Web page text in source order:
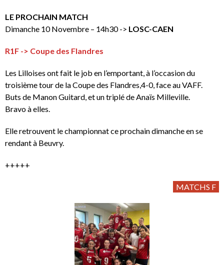
LE PROCHAIN MATCH
Dimanche 10 Novembre – 14h30 -> LOSC-CAEN
R1F -> Coupe des Flandres
Les Lilloises ont fait le job en l’emportant, à l’occasion du
troisième tour de la Coupe des Flandres,4-0, face au VAFF.
Buts de Manon Guitard, et un triplé de Anaïs Milleville.
Bravo à elles.
Elle retrouvent le championnat ce prochain dimanche en se
rendant à Beuvry.
+++++
MATCHS F